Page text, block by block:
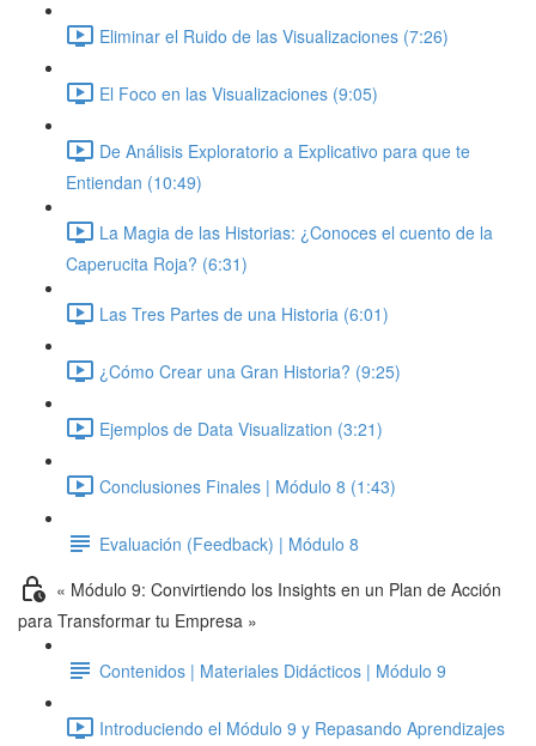
Eliminar el Ruido de las Visualizaciones (7:26)
El Foco en las Visualizaciones (9:05)
De Análisis Exploratorio a Explicativo para que te
Entiendan (10:49)
La Magia de las Historias: ¿Conoces el cuento de la
Caperucita Roja? (6:31)
Las Tres Partes de una Historia (6:01)
¿Cómo Crear una Gran Historia? (9:25)
Ejemplos de Data Visualization (3:21)
Conclusiones Finales | Módulo 8 (1:43)
Evaluación (Feedback) | Módulo 8
« Módulo 9: Convirtiendo los Insights en un Plan de Acción
para Transformar tu Empresa »
Contenidos | Materiales Didácticos | Módulo 9
Introduciendo el Módulo 9 y Repasando Aprendizajes